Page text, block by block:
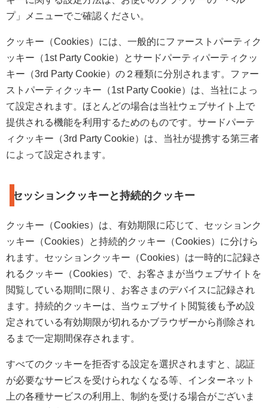
プ」メニューでご確認ください。
クッキー（Cookies）には、一般的にファーストパーティク
ッキー（1st Party Cookie）とサードパーティパーティクッ
キー（3rd Party Cookie）の２種類に分別されます。ファー
ストパーティクッキー（1st Party Cookie）は、当社によっ
て設定されます。ほとんどの場合は当社ウェブサイト上で
提供される機能を利用するためのものです。サードパーテ
ィクッキー（3rd Party Cookie）は、当社が提携する第三者
によって設定されます。
セッションクッキーと持続的クッキー
クッキー（Cookies）は、有効期限に応じて、セッションク
ッキー（Cookies）と持続的クッキー（Cookies）に分けら
れます。セッションクッキー（Cookies）は一時的に記録さ
れるクッキー（Cookies）で、お客さまが当ウェブサイトを
閲覧している期間に限り、お客さまのデバイスに記録され
ます。持続的クッキーは、当ウェブサイト閲覧後も予め設
定されている有効期限が切れるかブラウザーから削除され
るまで一定期間保存されます。
すべてのクッキーを拒否する設定を選択されますと、認証
が必要なサービスを受けられなくなる等、インターネット
上の各種サービスの利用上、制約を受ける場合がございま